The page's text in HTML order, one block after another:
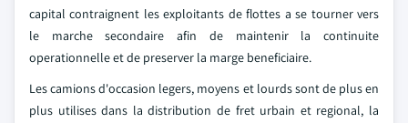
capital contraignent les exploitants de flottes a se tourner vers
le marche secondaire afin de maintenir la continuite
operationnelle et de preserver la marge beneficiaire.
Les camions d'occasion legers, moyens et lourds sont de plus en
plus utilises dans la distribution de fret urbain et regional, la